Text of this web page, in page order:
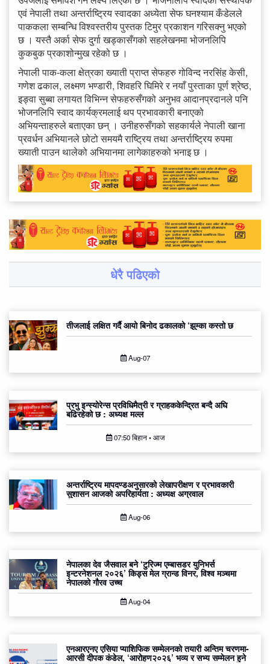
एवं नेपाली तथा अन्तर्राष्ट्रिय स्वादका अध्येता सेफ घनश्याम कँडेलले
पाककला सम्बन्धि विश्वस्तरीय पुस्तक टिमुर प्रकाशन गरिसक्नु भएको
छ । यस्तै अर्का सेफ दुर्गा खड्कासँगको सहलेखनमा भोजनलिपि
कुकबुक प्रकाशोन्मुख रहेको छ ।
नेपाली पाक-कला क्षेत्रका ख्याती प्राप्त सेफहरु गोविन्द नरसिंह केसी,
गणेश ढकाल, लक्ष्मण भण्डारी, शिवहरि घिमिरे र नयाँ पुस्ताका पूर्ण श्रेष्ठ,
इङ्वा सुब्बा लगायत विभिन्न सेफहरुसँगको अनुभव आदानप्रदानले पनि
भोजनलिपि स्वाद कार्यक्रमलाई थप प्रभावकारी बनाएको
अभियन्ताहरुले बताएका छन् । उनीहरुसँगको सहकार्यले नेपाली खाना
प्रवर्धन अभियानले छोटो समयमै राष्ट्रिय तथा अन्तर्राष्ट्रिय रुपमा
ख्याती पाउन थालेको अभियानमा लागेकाहरुको भनाइ छ ।
धेरै पढिएको
तीजलाई लक्षित गर्दै आयो बिनोद ढकालको ‘झुम्का कस्तो छ
Aug-07
प्रभु इन्स्योरेन्स प्रविधिमैत्री र ग्राहककेन्द्रित बन्दै अघि
बढिरहेको छ : अध्यक्ष मल्ल
07:50 बिहान • आज
अन्तर्राष्ट्रिय मापदण्डअनुसारको लेखापरीक्षण र प्रभावकारी
सुशासन आजको अपरिहार्यता : अध्यक्ष अग्रवाल
Aug-06
नेपालका देव जैसवाल बने ‘टुरिज्म एम्बासडर युनिभर्स
इन्टरनेशनल २०२६’ किड्स मेल ग्रान्ड विनर, विश्व मञ्चमा
नेपालको गौरव उच्च
Aug-04
एनआरएनए एसिया प्याशिफिक सम्मेलनको तयारी अन्तिम चरणमा-
आरसी दीपक कंडेल, ‘आरोहण२०२६’ भव्य र सभ्य सम्मेलन हुने